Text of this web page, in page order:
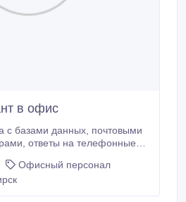
в офис
навыки и знание ПК
офисе,
Офисный персонал